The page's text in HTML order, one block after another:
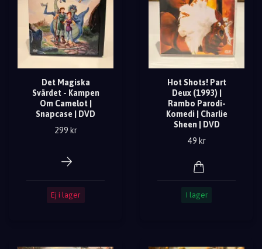
Det Magiska
Svärdet - Kampen
Om Camelot |
Snapcase | DVD
299 kr
Ej i lager
Hot Shots! Part
Deux (1993) |
Rambo Parodi-
Komedi | Charlie
Sheen | DVD
49 kr
I lager